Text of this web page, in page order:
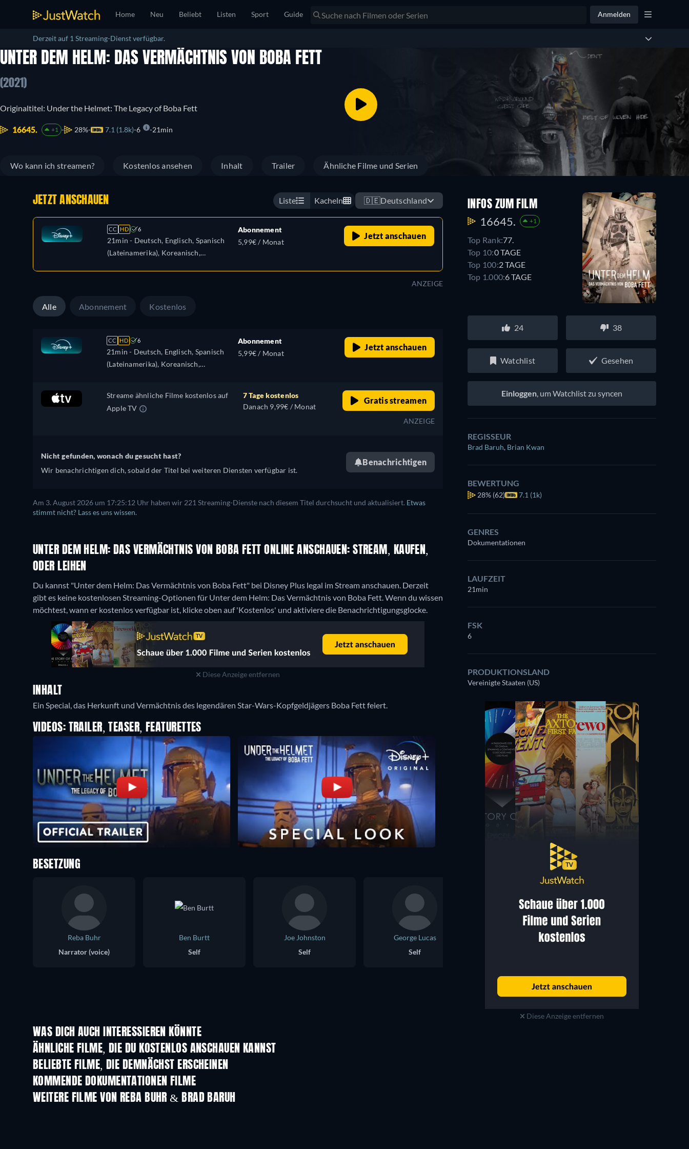
Home Neu Beliebt Listen Sport Guide Anmelden
Derzeit auf 1 Streaming-Dienst verfügbar.
UNTER DEM HELM: DAS VERMÄCHTNIS VON BOBA FETT
(2021)
Originaltitel: Under the Helmet: The Legacy of Boba Fett
16645. +1 28% 7.1 (1.8k) 6 21min
Wo kann ich streamen? Kostenlos ansehen Inhalt Trailer Ähnliche Filme und Serien
JETZT ANSCHAUEN Liste Kacheln 🇩🇪Deutschland
CC HD 6
21min - Deutsch, Englisch, Spanisch
(Lateinamerika), Koreanisch,
Abonnement
5,99€ / Monat
Jetzt anschauen
ANZEIGE
Alle Abonnement Kostenlos
CC HD 6
21min - Deutsch, Englisch, Spanisch
(Lateinamerika), Koreanisch,
Abonnement
5,99€ / Monat
Jetzt anschauen
Streame ähnliche Filme kostenlos auf
Apple TV
7 Tage kostenlos
Danach 9,99€ / Monat
Gratis streamen
ANZEIGE
Nicht gefunden, wonach du gesucht hast?
Wir benachrichtigen dich, sobald der Titel bei weiteren Diensten verfügbar ist.
Benachrichtigen
Am 3. August 2026 um 17:25:12 Uhr haben wir 221 Streaming-Dienste nach diesem Titel durchsucht und aktualisiert. Etwas
stimmt nicht? Lass es uns wissen.
UNTER DEM HELM: DAS VERMÄCHTNIS VON BOBA FETT ONLINE ANSCHAUEN: STREAM, KAUFEN,
ODER LEIHEN
Du kannst "Unter dem Helm: Das Vermächtnis von Boba Fett" bei Disney Plus legal im Stream anschauen. Derzeit
gibt es keine kostenlosen Streaming-Optionen für Unter dem Helm: Das Vermächtnis von Boba Fett. Wenn du wissen
möchtest, wann er kostenlos verfügbar ist, klicke oben auf 'Kostenlos' und aktiviere die Benachrichtigungsglocke.
Diese Anzeige entfernen
INHALT
Ein Special, das Herkunft und Vermächtnis des legendären Star-Wars-Kopfgeldjägers Boba Fett feiert.
VIDEOS: TRAILER, TEASER, FEATURETTES
INFOS ZUM FILM
16645. +1
Top Rank:77.
Top 10:0 TAGE
Top 100:2 TAGE
Top 1.000:6 TAGE
24 38
Watchlist Gesehen
Einloggen, um Watchlist zu syncen
REGISSEUR
Brad Baruh, Brian Kwan
BEWERTUNG
28% (62) 7.1 (1k)
GENRES
Dokumentationen
LAUFZEIT
21min
FSK
6
PRODUKTIONSLAND
Vereinigte Staaten (US)
Diese Anzeige entfernen
BESETZUNG
Reba Buhr
Narrator (voice)
Ben Burtt
Self
Joe Johnston
Self
George Lucas
Self
Pete Vilmur
WAS DICH AUCH INTERESSIEREN KÖNNTE
ÄHNLICHE FILME, DIE DU KOSTENLOS ANSCHAUEN KANNST
BELIEBTE FILME, DIE DEMNÄCHST ERSCHEINEN
KOMMENDE DOKUMENTATIONEN FILME
Jean-Paul Goude : le voleur de
couleurs
WEITERE FILME VON REBA BUHR & BRAD BARUH